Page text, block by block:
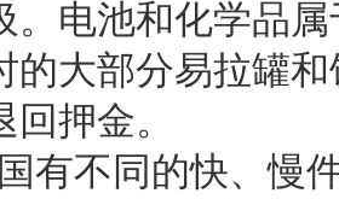
。电池和化学品
的大部分易拉罐
押金。
有不同的快、慢